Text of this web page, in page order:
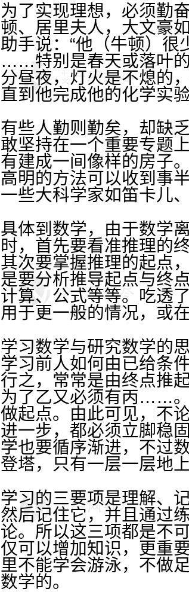
为了实现理想，必须勤
顿、居里夫人，大文豪
助手说：“他（牛顿）很
……特别是春天或落叶
分昼夜，灯火是不熄的
直到他完成他的化学实
有些人勤则勤矣，却缺
敢坚持在一个重要专题
有建成一间像样的房子
高明的方法可以收到事
一些大科学家如笛卡儿
具体到数学，由于数学
时，首先要看准推理的
其次要掌握推理的起点
是要分析推导起点与终
计算、公式等等。吃透
用于更一般的情况，或
学习数学与研究数学的
学习前人如何由已给条
行之，常常是由终点推
为了乙又必须有丙……。
做起点。由此可见，不
进一步，都必须立脚稳
学也要循序渐进，不过
登塔，只有一层一层地
学习的三要项是理解、
然后记住它，并且通过
论。所以这三项都是不
仅可以增加知识，更重
里不能学会游泳，不做
数学的。